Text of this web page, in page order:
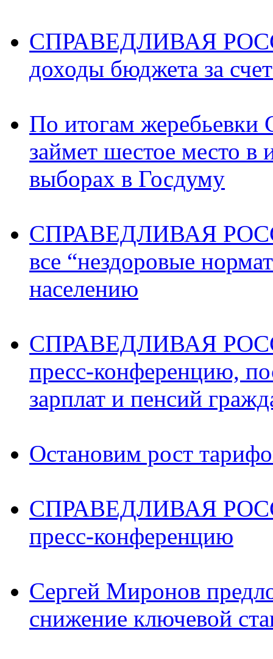
СПРАВЕДЛИВАЯ
доходы бюджета за
По итогам
займет шестое место в
выборах в Госдуму
СПРАВЕДЛИВАЯ
все “нездоровые
населению
СПРАВЕДЛИВАЯ
пресс-конференцию,
зарплат и пенсий
Остановим рост
СПРАВЕДЛИВАЯ
пресс-конференцию
Сергей Миронов
снижение ключевой